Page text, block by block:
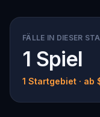
FÄLLE IN DIESER
1 Spiel
1 Startgebiet · ab